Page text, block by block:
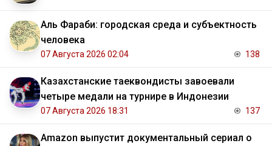
Аль Фараби: городская среда и субъектность
человека
07 Августа 2026 02:04 138
Казахстанские таеквондисты завоевали
четыре медали на турнире в Индонезии
07 Августа 2026 18:31 137
Amazon выпустит документальный сериал о